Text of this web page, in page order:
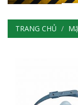
TRANG CHỦ